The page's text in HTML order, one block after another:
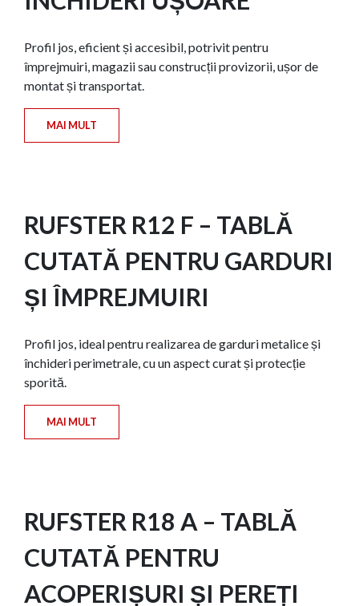
Profil jos, eficient și accesibil, potrivit pentru
împrejmuiri, magazii sau construcții provizorii, ușor de
montat și transportat.
MAI MULT
RUFSTER R12 F – TABLĂ
CUTATĂ PENTRU GARDURI
ȘI ÎMPREJMUIRI
Profil jos, ideal pentru realizarea de garduri metalice și
închideri perimetrale, cu un aspect curat și protecție
sporită.
MAI MULT
RUFSTER R18 A – TABLĂ
CUTATĂ PENTRU
ACOPERIȘURI ȘI PEREȚI